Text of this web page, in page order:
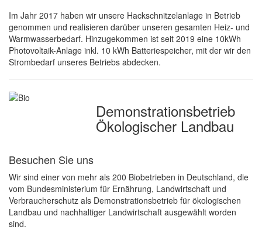
Im Jahr 2017 haben wir unsere Hackschnitzelanlage in Betrieb
genommen und realisieren darüber unseren gesamten Heiz- und
Warmwasserbedarf. Hinzugekommen ist seit 2019 eine 10kWh
Photovoltaik-Anlage inkl. 10 kWh Batteriespeicher, mit der wir den
Strombedarf unseres Betriebs abdecken.
Demonstrations­betrieb
Ökologischer Landbau
Besuchen Sie uns
Wir sind einer von mehr als 200 Biobetrieben in Deutschland, die
vom Bundesministerium für Ernährung, Landwirtschaft und
Verbraucherschutz als Demonstrationsbetrieb für ökologischen
Landbau und nachhaltiger Landwirtschaft ausgewählt worden
sind.